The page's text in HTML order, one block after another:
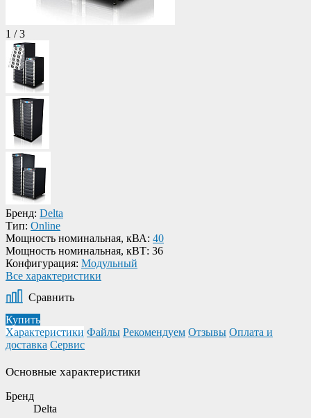
1 /3
Бренд: Delta
Тип: Online
Мощность номинальная, кВА: 40
Мощность номинальная, кВТ: 36
Конфигурация: Модульный
Все характеристики
Сравнить
Купить
Характеристики Файлы Рекомендуем Отзывы Оплата и
доставка Сервис
Основные характеристики
Бренд
Delta